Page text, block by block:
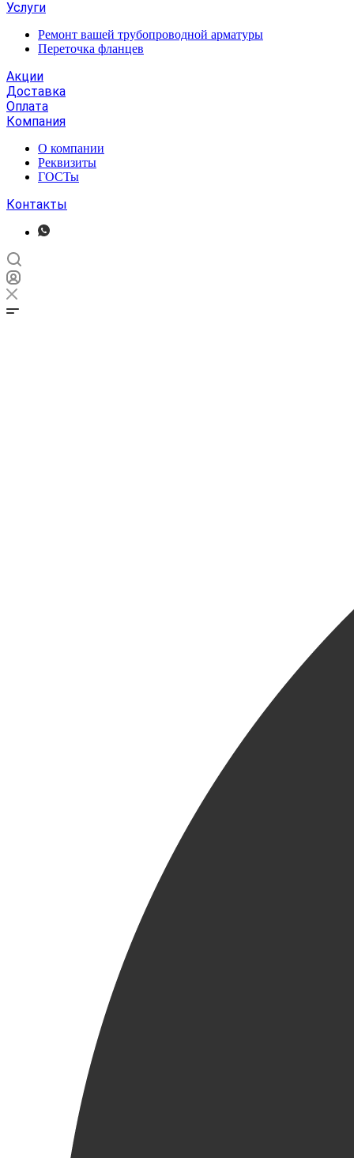
Услуги
Ремонт вашей трубопроводной арматуры
Переточка фланцев
Акции
Доставка
Оплата
Компания
О компании
Реквизиты
ГОСТы
Контакты